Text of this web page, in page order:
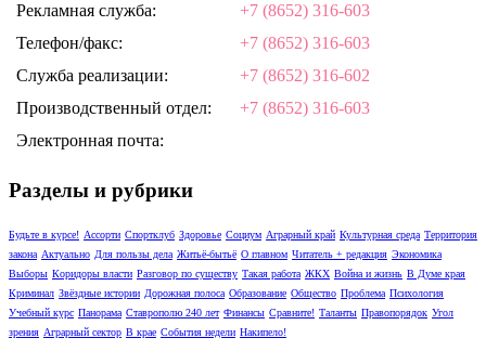
Рекламная служба:
+7 (8652) 316-603
Телефон/факс:
+7 (8652) 316-603
Служба реализации:
+7 (8652) 316-602
Производственный отдел:
+7 (8652) 316-603
Электронная почта:
Разделы и рубрики
Будьте в курсе! Ассорти Спортклуб Здоровье Социум Аграрный край Культурная среда Территория
закона Актуально Для пользы дела Житьё-бытьё О главном Читатель + редакция Экономика
Выборы Коридоры власти Разговор по существу Такая работа ЖКХ Война и жизнь В Думе края
Криминал Звёздные истории Дорожная полоса Образование Общество Проблема Психология
Учебный курс Панорама Ставрополю 240 лет Финансы Сравните! Таланты Правопорядок Угол
зрения Аграрный сектор В крае События недели Накипело!